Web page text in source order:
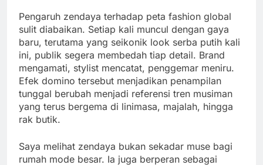
Pengaruh zendaya terhadap peta fashion global
sulit diabaikan. Setiap kali muncul dengan gaya
baru, terutama yang seikonik look serba putih kali
ini, publik segera membedah tiap detail. Brand
mengamati, stylist mencatat, penggemar meniru.
Efek domino tersebut menjadikan penampilan
tunggal berubah menjadi referensi tren musiman
yang terus bergema di linimasa, majalah, hingga
rak butik.
Saya melihat zendaya bukan sekadar muse bagi
rumah mode besar. Ia juga berperan sebagai